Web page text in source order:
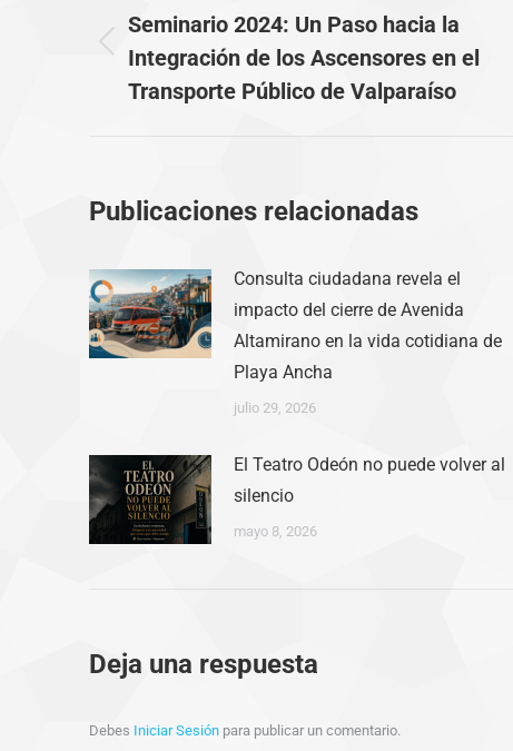
entre
publicaciones
Publicación
anterior:
Seminario 2024: Un Paso hacia la
Integración de los Ascensores en el
Transporte Público de Valparaíso
Publicaciones relacionadas
Consulta ciudadana revela el
impacto del cierre de Avenida
Altamirano en la vida cotidiana de
Playa Ancha
julio 29, 2026
El Teatro Odeón no puede volver al
silencio
mayo 8, 2026
Deja una respuesta
Debes Iniciar Sesión para publicar un comentario.